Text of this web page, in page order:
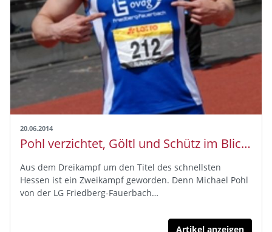
20.06.2014
Pohl verzichtet, Göltl und Schütz im Blickpunkt
Aus dem Dreikampf um den Titel des schnellsten
Hessen ist ein Zweikampf geworden. Denn Michael Pohl
von der LG Friedberg-Fauerbach…
Artikel anzeigen